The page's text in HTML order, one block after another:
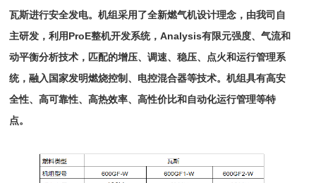
瓦斯进行安全发电。机组采用了全新燃气机设计理念，由我司自
主研发，利用ProE整机开发系统，Analysis有限元强度、气流和
动平衡分析技术，匹配的增压、调速、稳压、点火和运行管理系
统，融入国家发明燃烧控制、电控混合器等技术。机组具有高安
全性、高可靠性、高热效率、高性价比和自动化运行管理等特
点。